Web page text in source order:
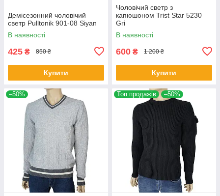
Демісезонний чоловічий
светр Pulltonik 901-08 Siyan
В наявності
425 ₴ 850 ₴
Купити
Чоловічий светр з
капюшоном Trist Star 5230
Gri
В наявності
600 ₴ 1 200 ₴
Купити
–50% Топ продажів –50%